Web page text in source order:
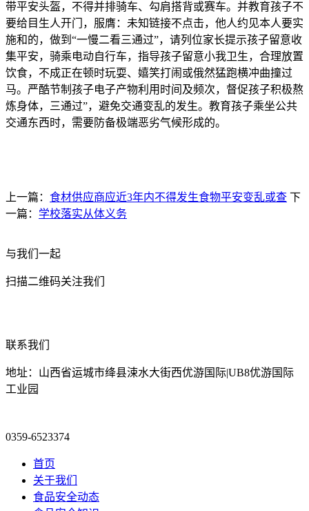
带平安头盔，不得并排骑车、勾肩搭背或赛车。并教育孩子不
要给目生人开门，服膺：未知链接不点击，他人约见本人要实
施和的，做到“一慢二看三通过”，请列位家长提示孩子留意收
集平安，骑乘电动自行车，指导孩子留意小我卫生，合理放置
饮食，不成正在顿时玩耍、嬉笑打闹或俄然猛跑横冲曲撞过
马。严酷节制孩子电子产物利用时间及频次，督促孩子积极熬
炼身体，三通过”，避免交通变乱的发生。教育孩子乘坐公共
交通东西时，需要防备极端恶劣气候形成的。
上一篇： 食材供应商应近3年内不得发生食物平安变乱或查 下
一篇： 学校落实从体义务
与我们一起
扫描二维码关注我们
联系我们
地址：山西省运城市绛县涑水大街西优游国际|UB8优游国际
工业园
0359-6523374
首页
关于我们
食品安全动态